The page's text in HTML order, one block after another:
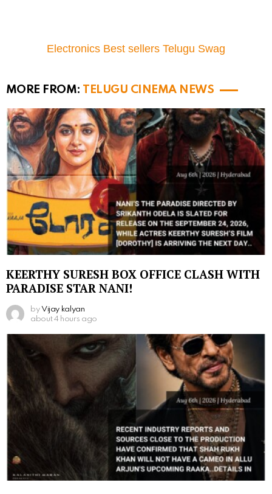
Electronics Best sellers Telugu Swag
MORE FROM: TELUGU CINEMA NEWS
KEERTHY SURESH BOX OFFICE CLASH WITH
PARADISE STAR NANI!
by Vijay kalyan
about 4 hours ago